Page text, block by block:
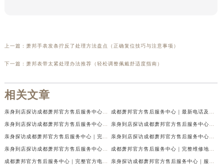
上一篇： 萧邦手表发条拧反了处理方法盘点（正确复位技巧与注意事项）
下一篇： 萧邦表带太紧处理办法推荐（轻松调整佩戴舒适度指南）
相关文章
亲身到店探访成都萧邦官方售后服务中心｜最新电话及官方地址（2026年7月最新） 成都萧邦官方售后服务中心｜最新电话及官方地址权威信息公示（2026年7月最新）
亲身到店探访成都萧邦官方售后服务中心｜网点地址及售后热线（2026年7月最新） 亲身到店探访成都萧邦官方售后服务中心｜服务热线及全部网点地址（2026年7月最新）
亲身探访成都萧邦官方售后服务中心｜完整网点地址及官方热线（2026年7月最新） 亲身到店探访成都萧邦官方售后服务中心｜最新地址和24小时售后电话（2026年7月最新）
亲身到店探访成都萧邦官方售后服务中心｜详细地址与售后服务电话（2026年7月最新） 成都萧邦官方售后服务中心｜完整维修地址及售后电话权威信息公示（2026年7月最新）
成都萧邦官方售后服务中心｜完整官方电话和网点地址权威信息公示（2026年7月最新） 亲身探访成都萧邦官方售后服务中心｜服务热线及全部网点地址（2026年7月最新）